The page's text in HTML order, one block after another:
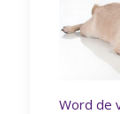
Word de